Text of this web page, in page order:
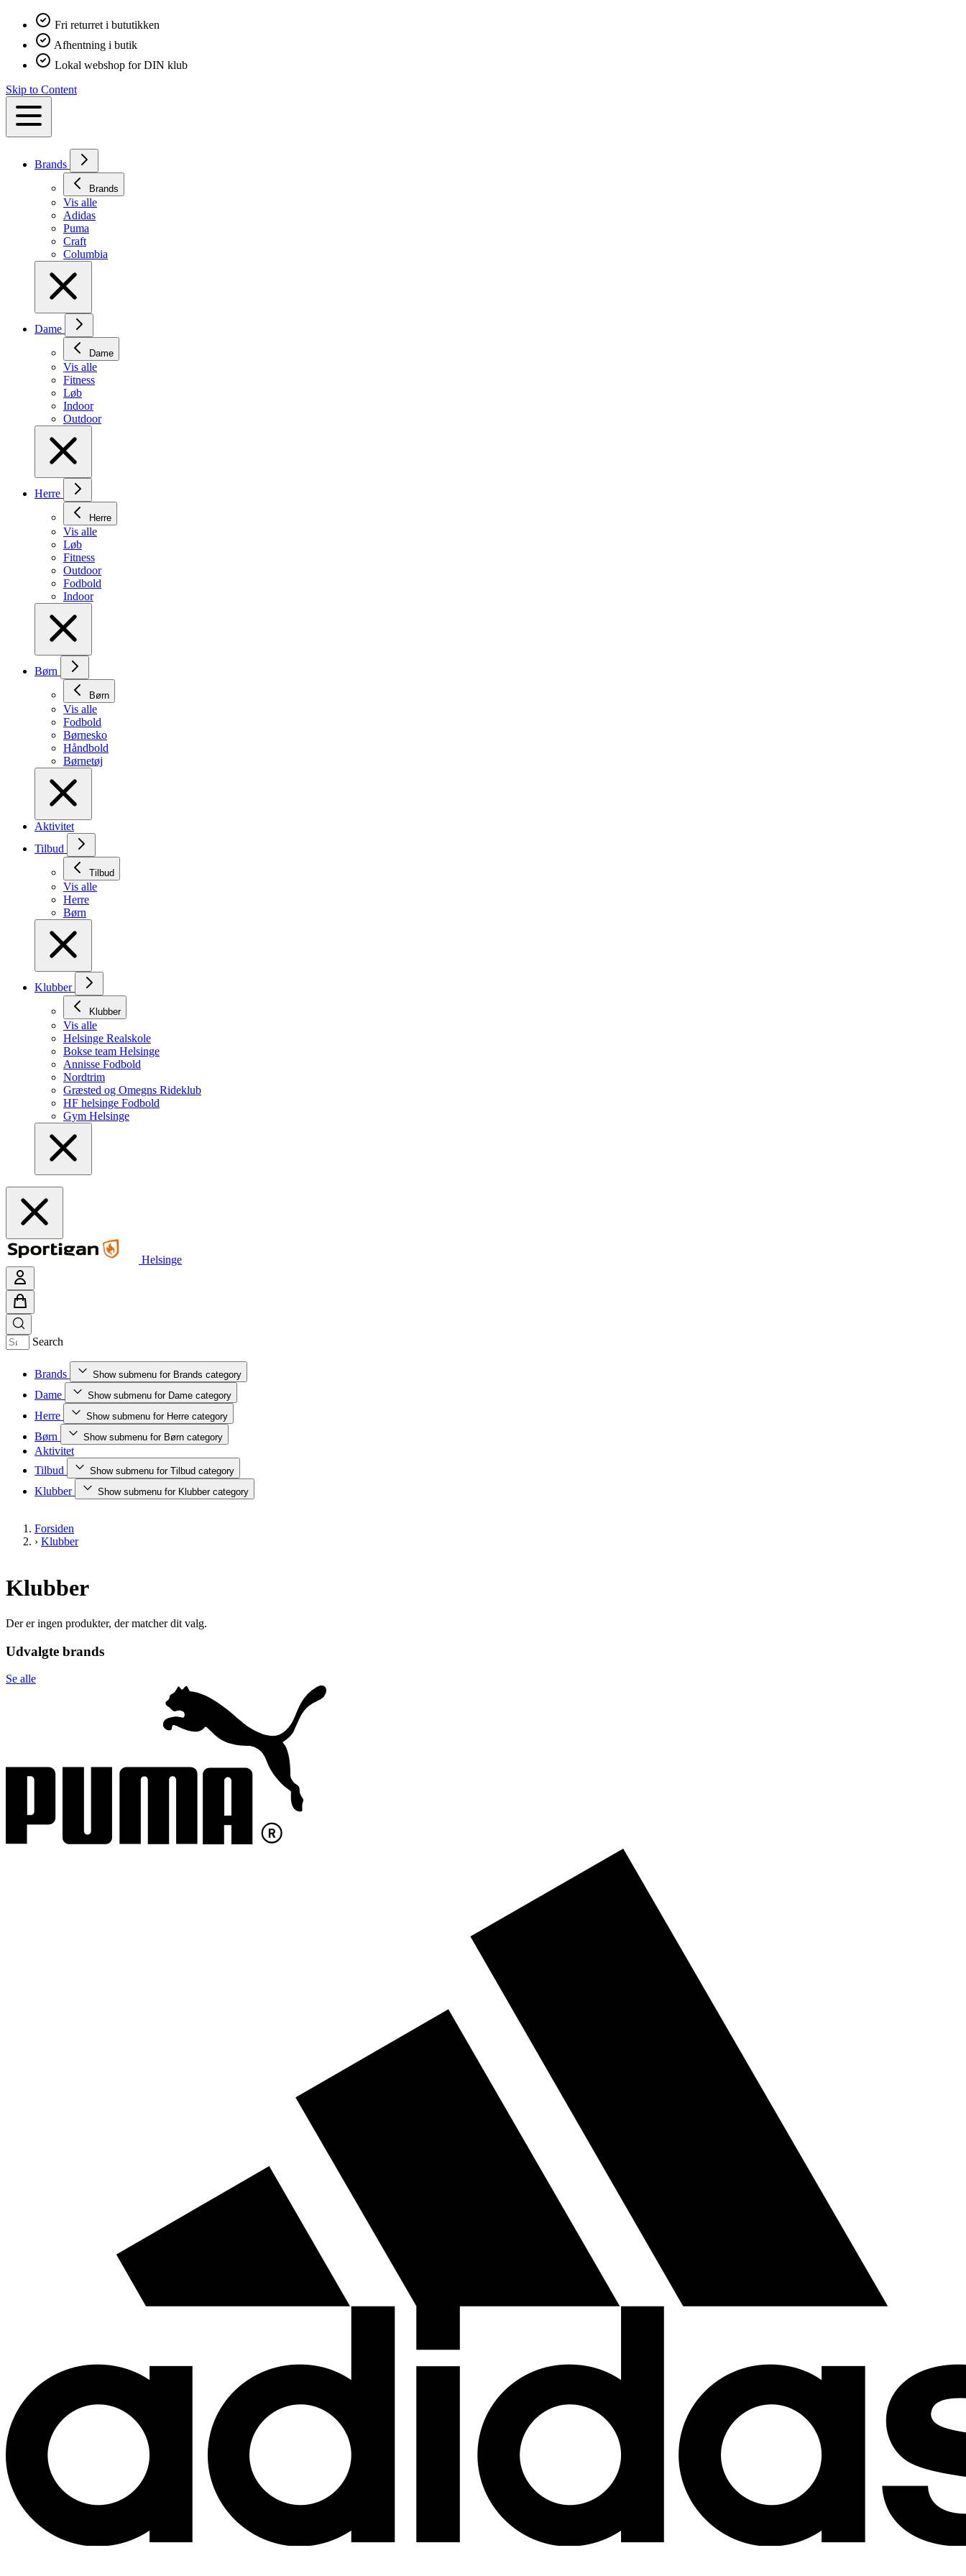
Fri returret i bututikken
Afhentning i butik
Lokal webshop for DIN klub
Skip to Content
Brands
Brands
Vis alle
Adidas
Puma
Craft
Columbia
Dame
Dame
Vis alle
Fitness
Løb
Indoor
Outdoor
Herre
Herre
Vis alle
Løb
Fitness
Outdoor
Fodbold
Indoor
Børn
Børn
Vis alle
Fodbold
Børnesko
Håndbold
Børnetøj
Aktivitet
Tilbud
Tilbud
Vis alle
Herre
Børn
Klubber
Klubber
Vis alle
Helsinge Realskole
Bokse team Helsinge
Annisse Fodbold
Nordtrim
Græsted og Omegns Rideklub
HF helsinge Fodbold
Gym Helsinge
Helsinge
Search
Brands Show submenu for Brands category
Dame Show submenu for Dame category
Herre Show submenu for Herre category
Børn Show submenu for Børn category
Aktivitet
Tilbud
Show submenu for Tilbud category
Klubber Show submenu for Klubber category
Forsiden
› Klubber
Klubber
Der er ingen produkter, der matcher dit valg.
Udvalgte brands
Se alle